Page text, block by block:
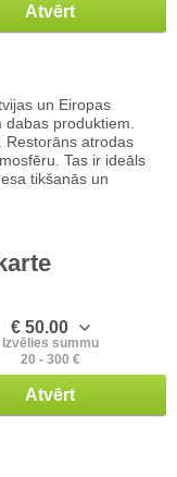
Atvērt
un Eiropas
produktiem.
Restorāns atrodas
Tas ir ideāls
tikšanās un
€ 50.00
Izvēlies summu
20 - 300 €
Atvērt